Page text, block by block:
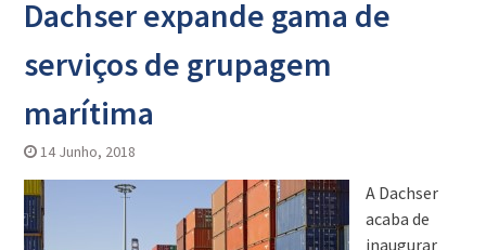
Dachser expande gama de
serviços de grupagem
marítima
14 Junho, 2018
A Dachser
acaba de
inaugurar